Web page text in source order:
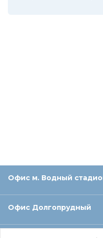
Офис м. Водный
Офис Долгопрудный